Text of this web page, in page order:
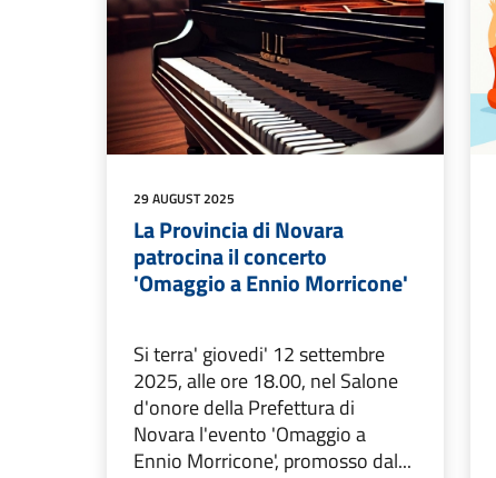
29 AUGUST 2025
La Provincia di Novara
patrocina il concerto
'Omaggio a Ennio Morricone'
Si terra' giovedi' 12 settembre
2025, alle ore 18.00, nel Salone
d'onore della Prefettura di
Novara l'evento 'Omaggio a
Ennio Morricone', promosso dal...